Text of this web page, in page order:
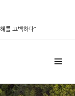
를 고백하다”